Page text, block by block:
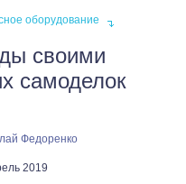
оборудование
своими
самоделок
Федоренко
2019